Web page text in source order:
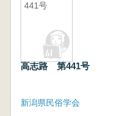
441号
高志路 第441号
新潟県民俗学会